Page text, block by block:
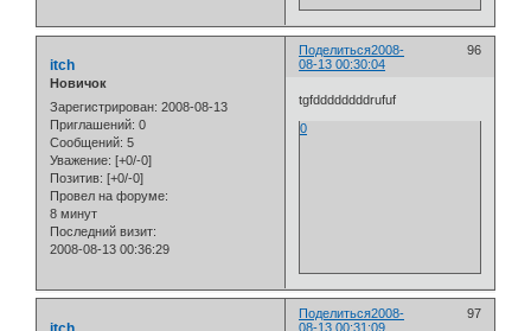
Поделиться 96
2008-
08-13 00:30:04
itch
Новичок
Зарегистрирован: 2008-08-13
Приглашений: 0
Сообщений: 5
Уважение: [+0/-0]
Позитив: [+0/-0]
Провел на форуме:
8 минут
Последний визит:
2008-08-13 00:36:29
tgfddddddddrufuf
0
Поделиться 97
2008-
08-13 00:31:09